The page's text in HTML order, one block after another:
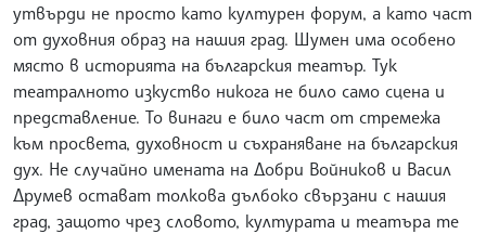
утвърди не просто като културен форум, а като част
от духовния образ на нашия град. Шумен има особено
място в историята на българския театър. Тук
театралното изкуство никога не било само сцена и
представление. То винаги е било част от стремежа
към просвета, духовност и съхраняване на българския
дух. Не случайно имената на Добри Войников и Васил
Друмев остават толкова дълбоко свързани с нашия
град, защото чрез словото, културата и театъра те